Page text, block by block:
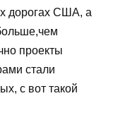
дорогах США, а
проекты
стали
с вот такой